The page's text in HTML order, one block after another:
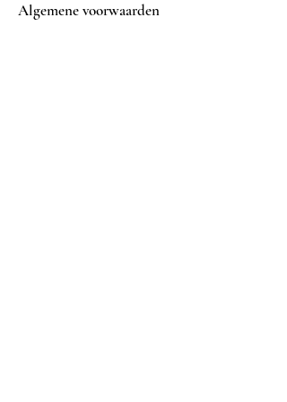
Algemene voorwaarden